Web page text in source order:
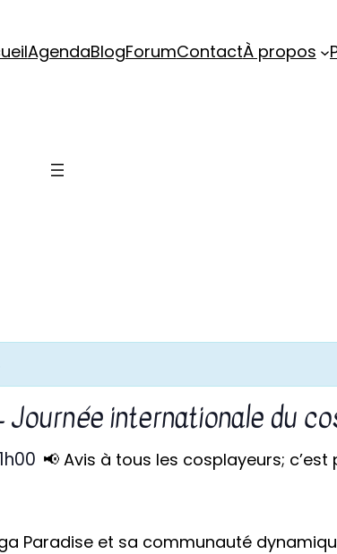
AgendaBlogForumContactÀ propos
Journée internationale du
📢 Avis à tous les cosplayeurs; c’est
Paradise et sa communauté